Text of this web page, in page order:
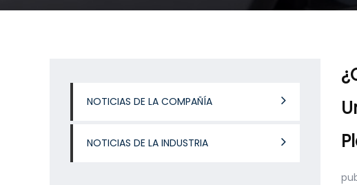
NOTICIAS DE LA COMPAÑÍA
NOTICIAS DE LA INDUSTRIA